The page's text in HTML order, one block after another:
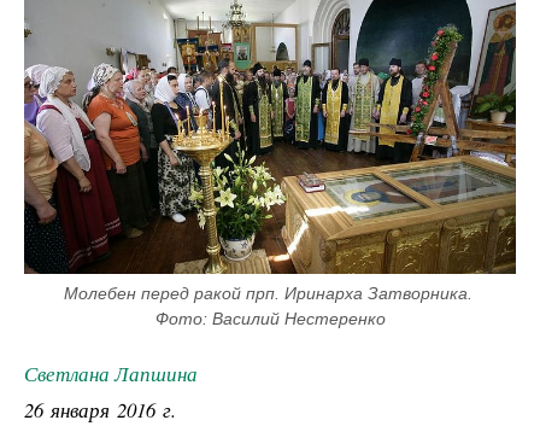
Молебен перед ракой прп. Иринарха Затворника.
Фото: Василий Нестеренко
Светлана Лапшина
26 января 2016 г.